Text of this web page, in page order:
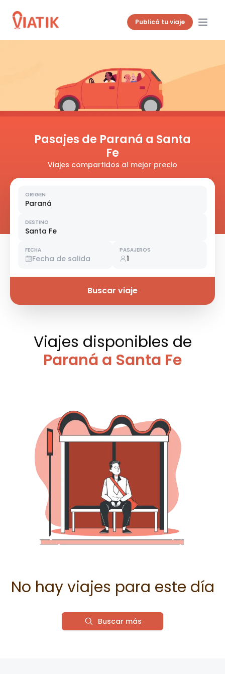
Publicá tu viaje
Pasajes de Paraná a Santa
Fe
Viajes compartidos al mejor precio
ORIGEN
Paraná
DESTINO
Santa Fe
FECHA
Fecha de salida
PASAJEROS
1
Buscar viaje
Viajes disponibles de
Paraná a Santa Fe
No hay viajes para este día
Buscar más